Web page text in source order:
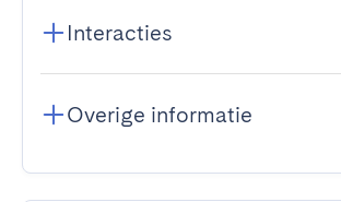
Interacties
Overige informatie